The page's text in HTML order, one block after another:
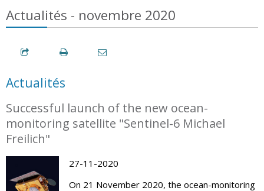
Actualités - novembre 2020
Actualités
Successful launch of the new ocean-
monitoring satellite "Sentinel-6 Michael
Freilich"
27-11-2020
On 21 November 2020, the ocean-monitoring